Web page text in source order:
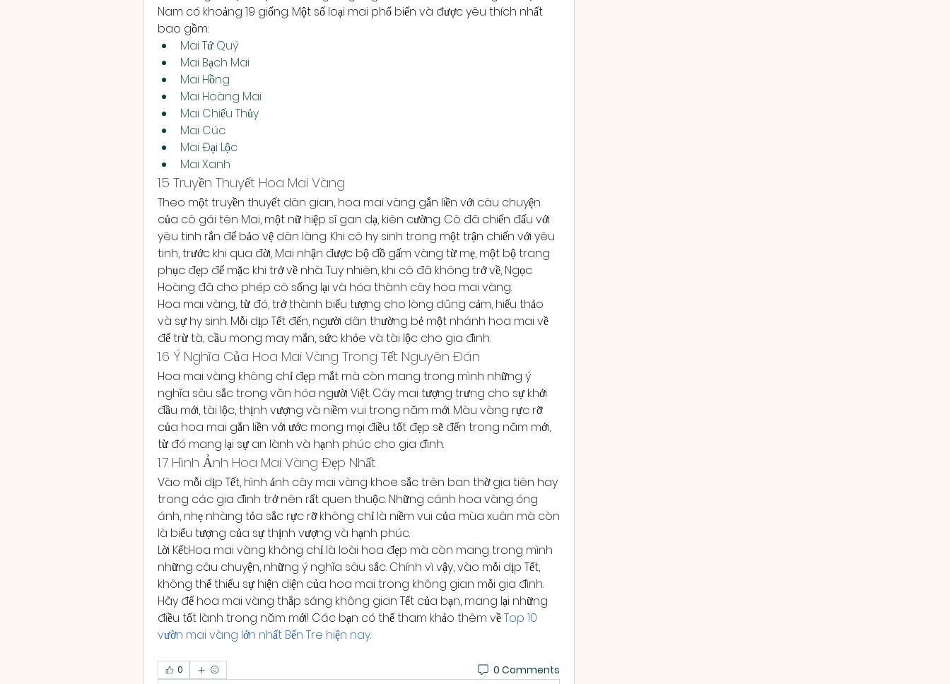
Nam có khoảng 19 giống. Một số loại mai phổ biến và được yêu thích nhất
bao gồm:
Mai Tứ Quý
Mai Bạch Mai
Mai Hồng
Mai Hoàng Mai
Mai Chiếu Thủy
Mai Cúc
Mai Đại Lộc
Mai Xanh
1.5 Truyền Thuyết Hoa Mai Vàng
Theo một truyền thuyết dân gian, hoa mai vàng gắn liền với câu chuyện
của cô gái tên Mai, một nữ hiệp sĩ gan dạ, kiên cường. Cô đã chiến đấu với
yêu tinh rắn để bảo vệ dân làng. Khi cô hy sinh trong một trận chiến với yêu
tinh, trước khi qua đời, Mai nhận được bộ đồ gấm vàng từ mẹ, một bộ trang
phục đẹp để mặc khi trở về nhà. Tuy nhiên, khi cô đã không trở về, Ngọc
Hoàng đã cho phép cô sống lại và hóa thành cây hoa mai vàng.
Hoa mai vàng, từ đó, trở thành biểu tượng cho lòng dũng cảm, hiếu thảo
và sự hy sinh. Mỗi dịp Tết đến, người dân thường bẻ một nhánh hoa mai về
để trừ tà, cầu mong may mắn, sức khỏe và tài lộc cho gia đình.
1.6 Ý Nghĩa Của Hoa Mai Vàng Trong Tết Nguyên Đán
Hoa mai vàng không chỉ đẹp mắt mà còn mang trong mình những ý
nghĩa sâu sắc trong văn hóa người Việt. Cây mai tượng trưng cho sự khởi
đầu mới, tài lộc, thịnh vượng và niềm vui trong năm mới. Màu vàng rực rỡ
của hoa mai gắn liền với ước mong mọi điều tốt đẹp sẽ đến trong năm mới,
từ đó mang lại sự an lành và hạnh phúc cho gia đình.
1.7 Hình Ảnh Hoa Mai Vàng Đẹp Nhất
Vào mỗi dịp Tết, hình ảnh cây mai vàng khoe sắc trên ban thờ gia tiên hay
trong các gia đình trở nên rất quen thuộc. Những cánh hoa vàng óng
ánh, nhẹ nhàng tỏa sắc rực rỡ không chỉ là niềm vui của mùa xuân mà còn
là biểu tượng của sự thịnh vượng và hạnh phúc.
Lời Kết:Hoa mai vàng không chỉ là loài hoa đẹp mà còn mang trong mình
những câu chuyện, những ý nghĩa sâu sắc. Chính vì vậy, vào mỗi dịp Tết,
không thể thiếu sự hiện diện của hoa mai trong không gian mỗi gia đình.
Hãy để hoa mai vàng thắp sáng không gian Tết của bạn, mang lại những
điều tốt lành trong năm mới! Các bạn có thể tham khảo thêm về Top 10
vườn mai vàng lớn nhất Bến Tre hiện nay.
0 0 Comments